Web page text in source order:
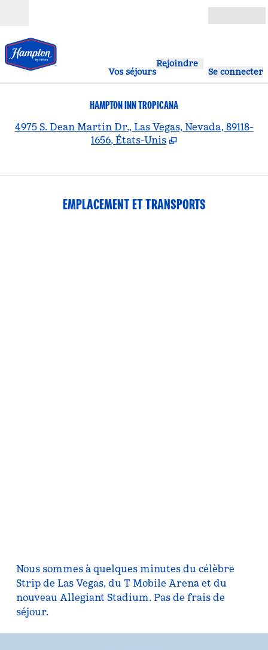
Vos séjours
Rejoindre
Se connecter
HAMPTON INN TROPICANA
4975 S. Dean Martin Dr., Las Vegas, Nevada, 89118-
1656, États-Unis
EMPLACEMENT ET TRANSPORTS
Nous sommes à quelques minutes du célèbre
Strip de Las Vegas, du T Mobile Arena et du
nouveau Allegiant Stadium. Pas de frais de
séjour.